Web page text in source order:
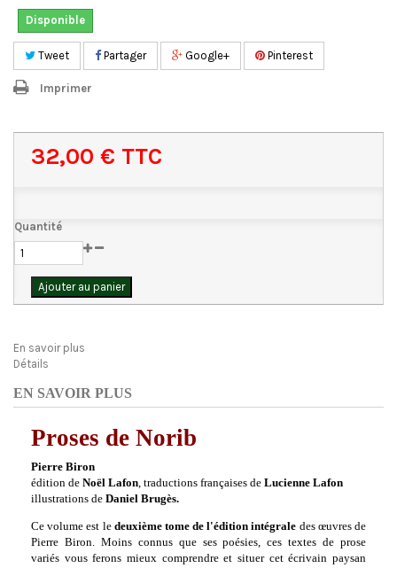
Disponible
Tweet Partager Google+ Pinterest
Imprimer
32,00 € TTC
Quantité
Ajouter au panier
En savoir plus
Détails
EN SAVOIR PLUS
Proses de Norib
Pierre Biron
édition de Noël Lafon, traductions françaises de Lucienne Lafon
illustrations de Daniel Brugès.
Ce volume est le deuxième tome de l'édition intégrale des œuvres de
Pierre Biron. Moins connus que ses poésies, ces textes de prose
variés vous ferons mieux comprendre et situer cet écrivain paysan